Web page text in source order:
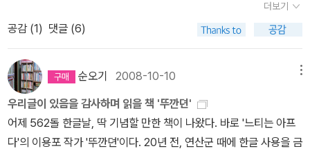
같다.난 뭐든지 알아요 레이조 히로코 지음, 고향옥 옮김, 가타노 토모
코 그림 / 서울교육(와이즈아이북스) / 2011년 2월 왕창 세일! 엄마
아빠 팔아요 이용포 지음, 노인경 그림 / 창비(창작과비평사) / 2011
년 2월 으악! 엄마와 아빠를 팔다니..... 제목만 봐도 읽지 않고 그냥
지나치기 힘든 책이다. 얼른 읽고 3월 안에 꼭 리뷰도 올려야지! 도대
체 왜 엄마와 아빠를 팔라고 하는지 주인공의 모습이 무척이나 궁금
하다.내 방귀 실컷 먹어라 뿡야 이용포 지음, 노인경 그림 / 창비(창작
과비평사) / 2008년 9월'방귀' 소리만 들어도 웃는 아이들에게 즐거
된 사계절출판사의 책들~~~~ 내가 너무너무 사랑하는 설빔을 비롯
수 있도록 마련한 공간의 낮고 작은 문~ 사계절의 눈맞춤에 호감이
갔어요.마침 엄마 따라 온 남매가 놀고 있더군요.^^2층 사무실 입구
에 있는 반가운 이미지, 바로 조성자 선생님의 '벌렁코 하영이'죠.^^>
> 접힌 부분 펼치기 >> 조성자 선생님이 쓴 책들~ << 펼친 부분 접
기 <<건짱 만드는 방, 서로 만나는 방? 이 방에선 무얼 하는지 아시
이었던 것으로 기억한다. 아이들 대상의 글에서도 감동은 물론, 충분
히 무언가를 배우고 깨달을 수 있겠구나 하는 생각을 처음 했던 날이
었다.그 때의 그 글은 아이들이 읽어도, 어른들이 읽어도, 모두 나름대
로 감동을 줄 수 있는 내용이었는데 이후로 가끔, 그리고 요즘들어서
자주, 동화라고 하는 작품들을 읽으면서 어떤 것들은 이게 과연 어린
이들을 대상으로 쓰여진 글일까 의문을 갖게 되는 것들이 있다. 동화
라고 해서 꼭 어린이들을 대상으로 쓰여야 한다는 것은 아니지만 어
더보기
공감 (1) 댓글 (6)
순오기 2008-10-10
우리글이 있음을 감사하며 읽을 책 '뚜깐뎐'
어제 562돌 한글날, 딱 기념할 만한 책이 나왔다. 바로 '느티는 아프
다'의 이용포 작가 '뚜깐뎐'이다. 20년 전, 연산군 때에 한글 사용을 금